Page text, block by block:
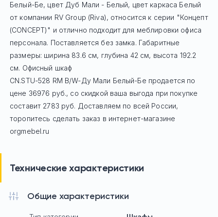
Белый-Бе, цвет Дуб Мали - Белый, цвет каркаса Белый
от компании RV Group (Riva), относится к серии "Концепт
(CONCEPT)" и отлично подходит для меблировки офиса
персонала. Поставляется без замка. Габаритные
размеры: ширина 83.6 см, глубина 42 см, высота 192.2
см. Офисный шкаф
CN.STU-528 RM B/W-Ду Мали Белый-Бе продается по
цене 36976 руб., со скидкой ваша выгода при покупке
составит 2783 руб. Доставляем по всей России,
торопитесь сделать заказ в интернет-магазине
orgmebel.ru
Технические характеристики
Общие характеристики